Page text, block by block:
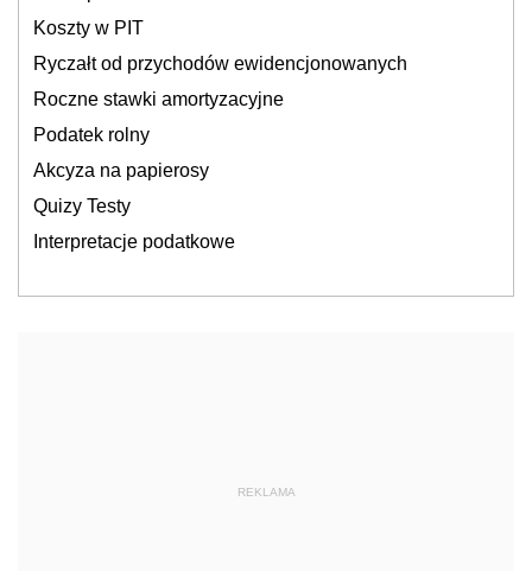
Koszty w PIT
Ryczałt od przychodów ewidencjonowanych
Roczne stawki amortyzacyjne
Podatek rolny
Akcyza na papierosy
Quizy Testy
Interpretacje podatkowe
REKLAMA